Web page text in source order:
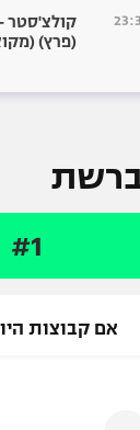
קולצ'סטר
(פרץ) (מקוצר
#1
אם קבוצות